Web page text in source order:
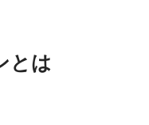
とは